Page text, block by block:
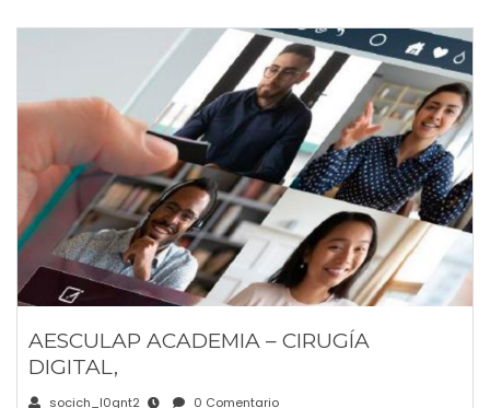
AESCULAP ACADEMIA – CIRUGÍA
DIGITAL,
socich_l0gnt2 0 Comentario